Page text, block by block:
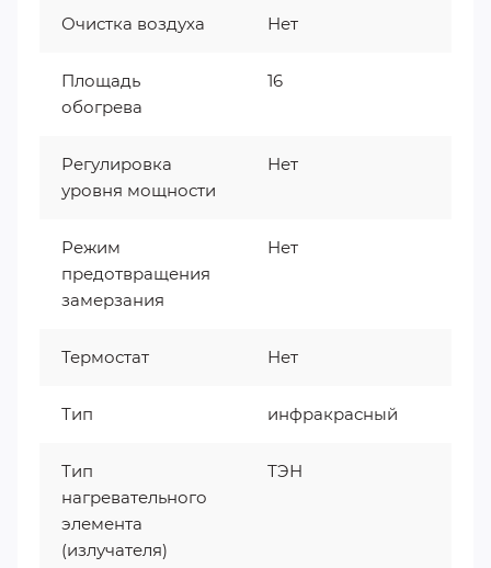
Очистка воздуха Нет
Площадь
обогрева
16
Регулировка
уровня мощности
Нет
Режим
предотвращения
замерзания
Нет
Термостат Нет
Тип инфракрасный
Тип
нагревательного
элемента
(излучателя)
ТЭН